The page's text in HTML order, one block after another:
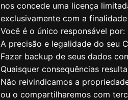
nos concede uma licença
exclusivamente com a
Você é o único responsável por:
A precisão e legalidade do seu
Fazer backup de seus dados
Quaisquer consequências
Não reivindicamos a
ou o compartilharemos com